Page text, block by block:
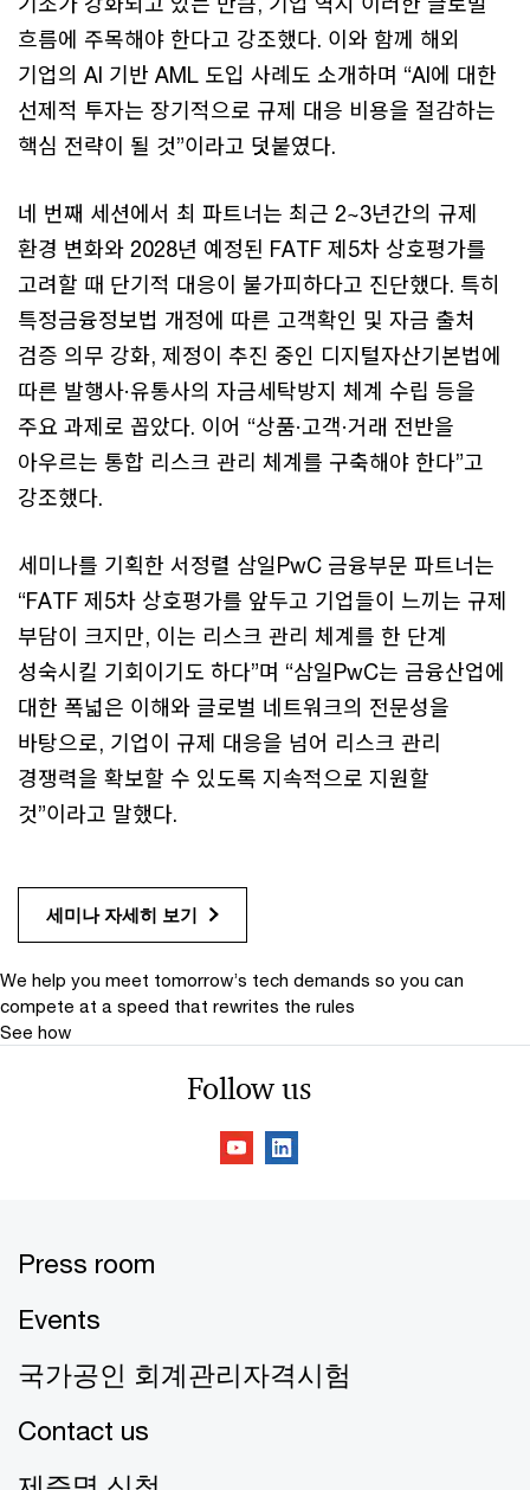
흐름에 주목해야 한다고 강조했다. 이와 함께 해외
기업의 AI 기반 AML 도입 사례도 소개하며 “AI에 대한
선제적 투자는 장기적으로 규제 대응 비용을 절감하는
핵심 전략이 될 것”이라고 덧붙였다.
네 번째 세션에서 최 파트너는 최근 2~3년간의 규제
환경 변화와 2028년 예정된 FATF 제5차 상호평가를
고려할 때 단기적 대응이 불가피하다고 진단했다. 특히
특정금융정보법 개정에 따른 고객확인 및 자금 출처
검증 의무 강화, 제정이 추진 중인 디지털자산기본법에
따른 발행사·유통사의 자금세탁방지 체계 수립 등을
주요 과제로 꼽았다. 이어 “상품·고객·거래 전반을
아우르는 통합 리스크 관리 체계를 구축해야 한다”고
강조했다.
세미나를 기획한 서정렬 삼일PwC 금융부문 파트너는
“FATF 제5차 상호평가를 앞두고 기업들이 느끼는 규제
부담이 크지만, 이는 리스크 관리 체계를 한 단계
성숙시킬 기회이기도 하다”며 “삼일PwC는 금융산업에
대한 폭넓은 이해와 글로벌 네트워크의 전문성을
바탕으로, 기업이 규제 대응을 넘어 리스크 관리
경쟁력을 확보할 수 있도록 지속적으로 지원할
것”이라고 말했다.
세미나 자세히 보기
We help you meet tomorrow’s tech demands so you can
compete at a speed that rewrites the rules
See how
Follow us
Press room
Events
국가공인 회계관리자격시험
Contact us